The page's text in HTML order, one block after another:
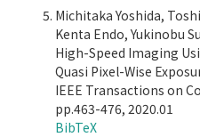
Michitaka Yoshida,
Kenta Endo, Yukinobu
High-Speed Imaging
Quasi Pixel-Wise
IEEE Transactions on
pp.463-476, 2020.01
BibTeX